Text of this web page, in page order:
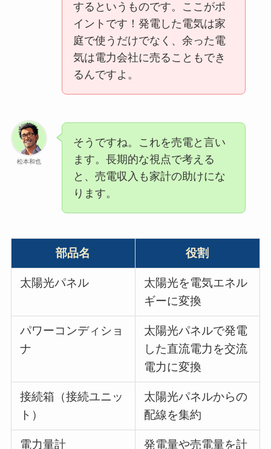
するというものです。ここがポ
イントです！発電した電気は家
庭で使うだけでなく、余った電
気は電力会社に売ることもでき
るんですよ。
松本和也
そうですね。これを売電と言い
ます。長期的な視点で考える
と、売電収入も家計の助けにな
ります。
部品名 役割
太陽光パネル
太陽光を電気エネル
ギーに変換
パワーコンディショ
ナ
太陽光パネルで発電
した直流電力を交流
電力に変換
接続箱（接続ユニッ
ト）
太陽光パネルからの
配線を集約
電力量計 発電量や売電量を計